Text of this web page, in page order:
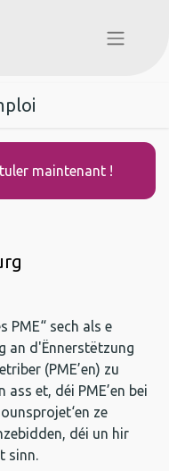
maintenant !
PME“ sech als e
an d'Ënnerstëtzung
(PME’en) zu
et, déi PME’en bei
ze
déi un hir
sinn.